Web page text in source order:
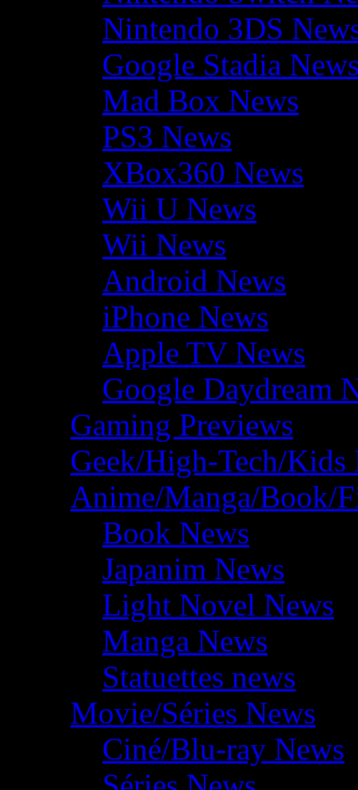
Nintendo 3DS
Google Stadia
Mad Box News
PS3 News
XBox360 News
Wii U News
Wii News
Android News
iPhone News
Apple TV News
Google Daydream
Gaming Previews
Geek/High-Tech/Kids
Anime/Manga/Book/
Book News
Japanim News
Light Novel News
Manga News
Statuettes news
Movie/Séries News
Ciné/Blu-ray News